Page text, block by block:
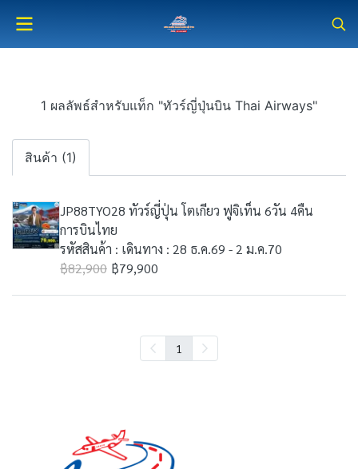
1 ผลลัพธ์สำหรับแท็ก "ทัวร์ญี่ปุ่นบิน Thai Airways"
สินค้า (1)
JP88TYO28 ทัวร์ญี่ปุ่น โตเกียว ฟูจิเท็น 6วัน 4คืน
การบินไทย
รหัสสินค้า : เดินทาง : 28 ธ.ค.69 - 2 ม.ค.70
฿82,900 ฿79,900
1